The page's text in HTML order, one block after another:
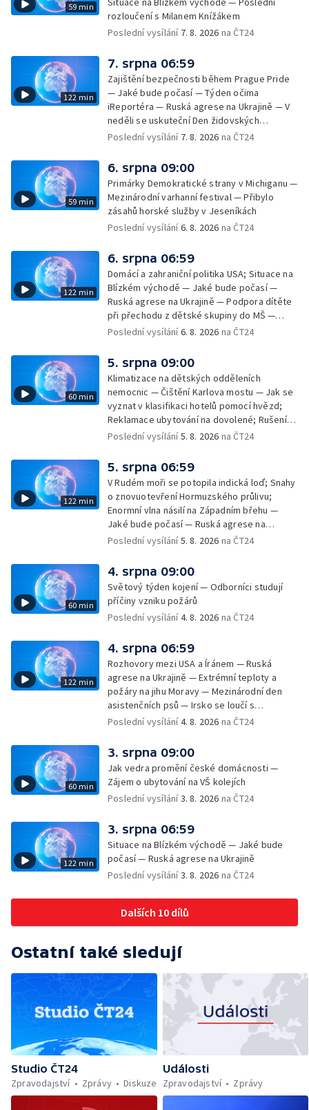
59 min
rozloučení s Milanem Knížákem
Poslední vysílání 7. 8. 2026 na ČT24
122 min
7. srpna 06:59
Zajištění bezpečnosti během Prague Pride
— Jaké bude počasí — Týden očima
iReportéra — Ruská agrese na Ukrajině — V
neděli se uskuteční Den židovských
památek — Vila Tugendhat slaví 25 let na
atletice 2026 — Výzkum: epidemie digitálních
závislostí je mýtus — Demolice vyhořelé
výškové budovy ve Zlíně
Poslední vysílání 7. 8. 2026 na ČT24
59 min
6. srpna 09:00
Primárky Demokratické strany v Michiganu —
Mezinárodní varhanní festival — Přibylo
zásahů horské služby v Jeseníkách
Poslední vysílání6. 8. 2026 na ČT24
122 min
6. srpna 06:59
Domácí a zahraniční politika USA; Situace na
Blízkém východě — Jaké bude počasí —
Ruská agrese na Ukrajině — Podpora dítěte
při přechodu z dětské skupiny do MŠ —
Filmové premiéry týdne — Dvě deci tuše v
rakovinu prsu
Poslední vysílání6. 8. 2026 na ČT24
60 min
5. srpna 09:00
Klimatizace na dětských odděleních
nemocnic — Čištění Karlova mostu — Jak se
vyznat v klasifikaci hotelů pomocí hvězd;
Reklamace ubytování na dovolené; Rušení
dovolené kvůli přírodním živlům; Práva
na dovolené v zahraničí; Platby a výběry na
dovolené v zahraničí — Těžba léčivé rašeliny
u Malé Morávky
Poslední vysílání5. 8. 2026 na ČT24
122 min
5. srpna 06:59
V Rudém moři se potopila indická loď; Snahy
o znovuotevření Hormuzského průlivu;
Enormní vlna násilí na Západním břehu —
Jaké bude počasí — Ruská agrese na
Ukrajině — Vliv veder na lidské orgány — Při
— Třem obcím na Brněnsku dočasně došla
pitná voda — SP v orientačním běhu v Česku
— Horko a požáry sužují Evropu — Rybářský
příměstský tábor
Poslední vysílání5. 8. 2026 na ČT24
60 min
4. srpna 09:00
Světový týden kojení — Odborníci studují
příčiny vzniku požárů
Poslední vysílání4. 8. 2026 na ČT24
122 min
4. srpna 06:59
Rozhovory mezi USA a Íránem — Ruská
agrese na Ukrajině — Extrémní teploty a
požáry na jihu Moravy — Mezinárodní den
asistenčních psů — Irsko se loučí s
hudebníkem Glenem Hansardem
Poslední vysílání4. 8. 2026 na ČT24
60 min
3. srpna 09:00
Jak vedra promění české domácnosti —
Zájem o ubytování na VŠ kolejích
Poslední vysílání3. 8. 2026 na ČT24
122 min
3. srpna 06:59
Situace na Blízkém východě — Jaké bude
počasí — Ruská agrese na Ukrajině
Poslední vysílání3. 8. 2026 na ČT24
Dalších 10 dílů
Ostatní také sledují
Studio ČT24
Zpravodajství
Zprávy Diskuze
Události
Zpravodajství
Zprávy